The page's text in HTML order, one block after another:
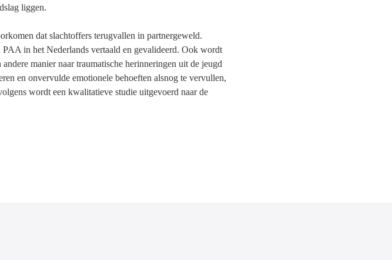
liggen.
dat slachtoffers terugvallen in partnergeweld.
in het Nederlands vertaald en gevalideerd. Ook wordt
manier naar traumatische herinneringen uit de jeugd
en onvervulde emotionele behoeften alsnog te vervullen,
wordt een kwalitatieve studie uitgevoerd naar de